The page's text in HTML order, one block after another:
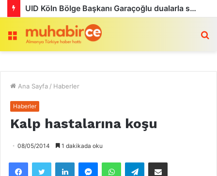
UID Köln Bölge Başkanı Garaçoğlu dualarla son yolculuğuna uğurlandı
Menü
Ana Sayfa / Haberler
Haberler
Kalp hastalarına koşu
08/05/2014 1 dakikada oku
Telegram